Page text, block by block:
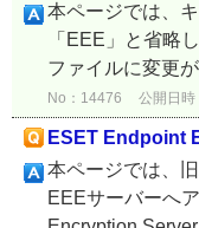
本ページでは、
「EEE」と省略
ファイルに変更
No：14476 公開日
ESET Endpoint
本ページでは、
EEEサーバーへ